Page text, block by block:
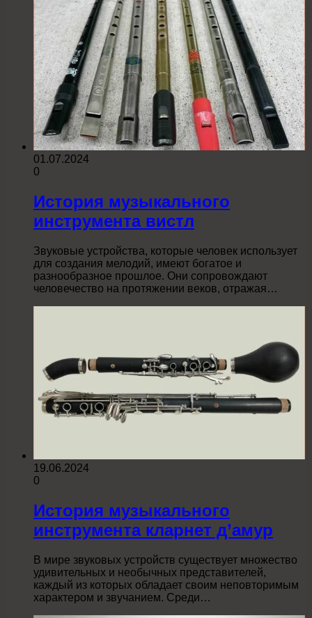
01.07.2024
0
История музыкального
инструмента вистл
Звуковые устройства, которые человек использует
для создания мелодий, имеют богатое и
разнообразное прошлое. Они сопровождают
человечество на протяжении веков, отражая…
19.06.2024
0
История музыкального
инструмента кларнет д’амур
В мире звуковых устройств существует множество
удивительных и необычных представителей,
каждый из которых обладает своим неповторимым
характером и звучанием. Среди…